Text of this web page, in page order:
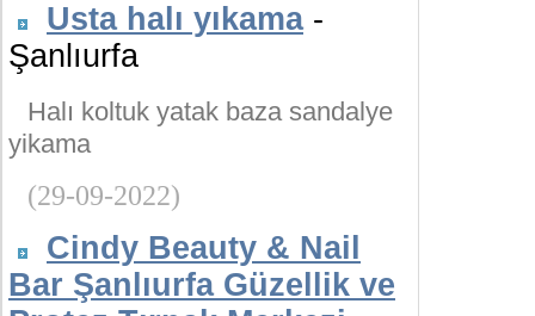
Usta halı yıkama-
Şanlıurfa
Halı koltuk yatak baza sandalye
yikama
(29-09-2022)
Cindy Beauty & Nail
Bar Şanlıurfa Güzellik ve